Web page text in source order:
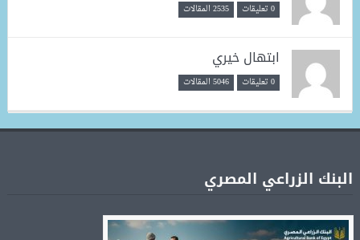
0 تعليقات 2535 المقالات
ابتهال خيري
0 تعليقات 5046 المقالات
البنك الزراعي المصري